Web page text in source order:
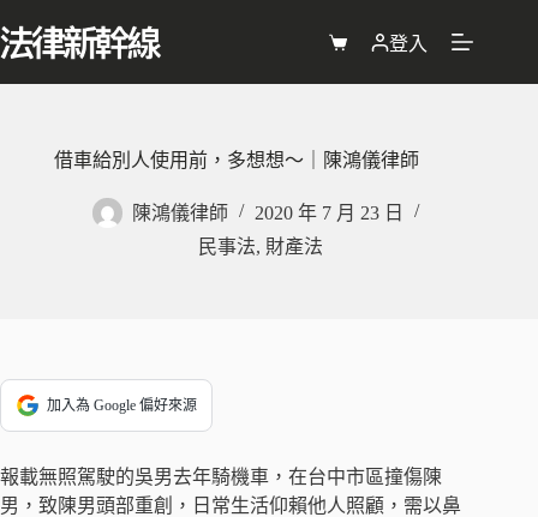
至
購
物
登入
借車給別人使用前，多想想～｜陳鴻儀律師
陳鴻儀律師
2020 年 7 月 23 日
民事法, 財產法
加入為 Google 偏好來源
報載無照駕駛的吳男去年騎機車，在台中市區撞傷陳
男，致陳男頭部重創，日常生活仰賴他人照顧，需以鼻